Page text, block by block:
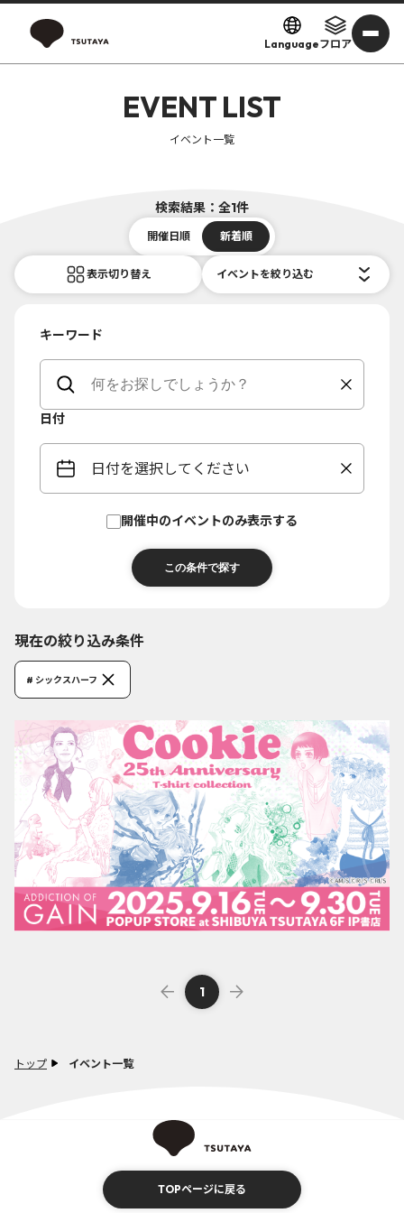
Languageフロア
トップ イベント一覧
EVENT LIST
イベント一覧
検索結果：全1件
開催日順 新着順
表示切り替え イベントを絞り込む
キーワード
日付
日付を選択してください
開催中のイベントのみ表示する
現在の絞り込み条件
# シックスハーフ
1
TOPページに戻る